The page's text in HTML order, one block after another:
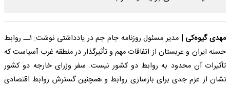
مهدی گیوه‌کی
| مدیر مسئول روزنامه جام جم در یادداشتی نوشت: ۱ــ روابط
حسنه ایران و عربستان از اتفاقات مهم و تأثیرگذار در منطقه غرب آسیاست که
تأثیرات آن محدود به روابط دو کشور نیست. سفر وزرای خارجه دو کشور
نشان از عزم جدی برای بازسازی روابط و همچنین گسترش روابط اقتصادی